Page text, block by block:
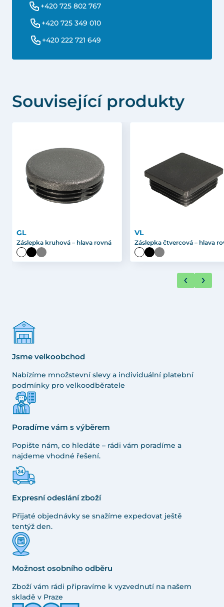
+420 725 802 767
+420 725 349 010
+420 222 721 649
Související produkty
GL
Záslepka kruhová – hlava rovná
VL
Záslepka čtvercová – hlava
Jsme velkoobchod
Nabízíme množstevní slevy a individuální platební
podmínky pro velkoodběratele
Poradíme vám s výběrem
Popište nám, co hledáte – rádi vám poradíme a
najdeme vhodné řešení.
Expresní odeslání zboží
Přijaté objednávky se snažíme expedovat ještě
tentýž den.
Možnost osobního odběru
Zboží vám rádi připravíme k vyzvednutí na našem
skladě v Praze